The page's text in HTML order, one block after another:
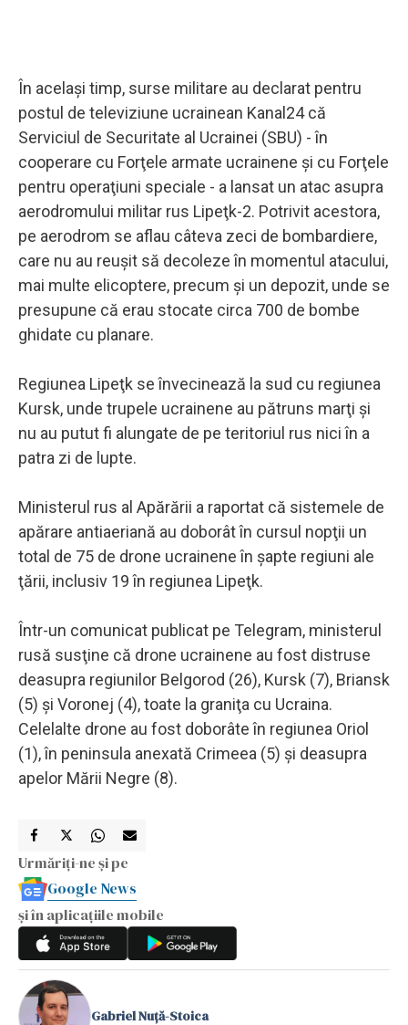
În acelaşi timp, surse militare au declarat pentru
postul de televiziune ucrainean Kanal24 că
Serviciul de Securitate al Ucrainei (SBU) - în
cooperare cu Forţele armate ucrainene şi cu Forţele
pentru operaţiuni speciale - a lansat un atac asupra
aerodromului militar rus Lipeţk-2. Potrivit acestora,
pe aerodrom se aflau câteva zeci de bombardiere,
care nu au reuşit să decoleze în momentul atacului,
mai multe elicoptere, precum şi un depozit, unde se
presupune că erau stocate circa 700 de bombe
ghidate cu planare.
Regiunea Lipeţk se învecinează la sud cu regiunea
Kursk, unde trupele ucrainene au pătruns marţi şi
nu au putut fi alungate de pe teritoriul rus nici în a
patra zi de lupte.
Ministerul rus al Apărării a raportat că sistemele de
apărare antiaeriană au doborât în cursul nopţii un
total de 75 de drone ucrainene în şapte regiuni ale
ţării, inclusiv 19 în regiunea Lipeţk.
Într-un comunicat publicat pe Telegram, ministerul
rusă susţine că drone ucrainene au fost distruse
deasupra regiunilor Belgorod (26), Kursk (7), Briansk
(5) şi Voronej (4), toate la graniţa cu Ucraina.
Celelalte drone au fost doborâte în regiunea Oriol
(1), în peninsula anexată Crimeea (5) şi deasupra
apelor Mării Negre (8).
Urmăriți-ne și pe
Google News
și în aplicațiile mobile
Gabriel Nuță-Stoica